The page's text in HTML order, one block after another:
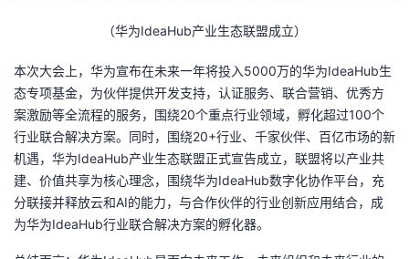
（华为IdeaHub产业生态联盟成立）
本次大会上，华为宣布在未来一年将投入5000万的华为IdeaHub生
态专项基金，为伙伴提供开发支持，认证服务、联合营销、优秀方
案激励等全流程的服务，围绕20个重点行业领域，孵化超过100个
行业联合解决方案。同时，围绕20+行业、千家伙伴、百亿市场的新
机遇，华为IdeaHub产业生态联盟正式宣告成立，联盟将以产业共
建、价值共享为核心理念，围绕华为IdeaHub数字化协作平台，充
分联接并释放云和AI的能力，与合作伙伴的行业创新应用结合，成
为华为IdeaHub行业联合解决方案的孵化器。